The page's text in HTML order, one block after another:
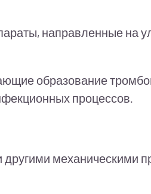
направленные
образование
процессов.
механическими